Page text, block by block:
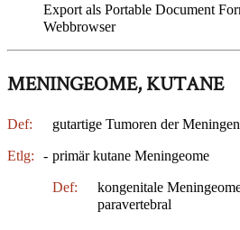
Export als Portable Document
Webbrowser
MENINGEOME, KUTANE
Def: gutartige Tumoren der Meningen
Etlg: - primär kutane Meningeome
Def:
kongenitale
paravertebral